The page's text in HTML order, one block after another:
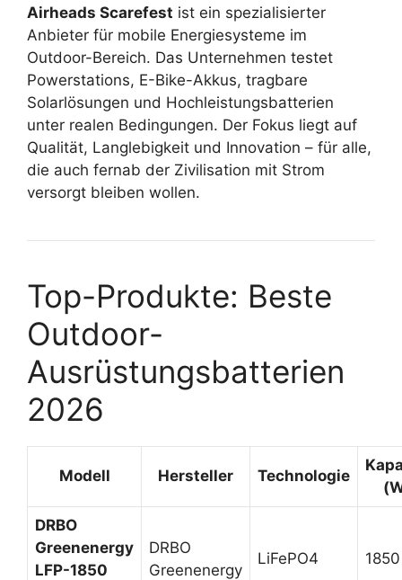
Airheads Scarefest ist ein spezialisierter
Anbieter für mobile Energiesysteme im
Outdoor-Bereich. Das Unternehmen testet
Powerstations, E-Bike-Akkus, tragbare
Solarlösungen und Hochleistungsbatterien
unter realen Bedingungen. Der Fokus liegt auf
Qualität, Langlebigkeit und Innovation – für alle,
die auch fernab der Zivilisation mit Strom
versorgt bleiben wollen.
Top-Produkte: Beste
Outdoor-
Ausrüstungsbatterien
2026
Modell Hersteller Technologie
DRBO
Greenenergy
LFP-1850
DRBO
Greenenergy
LiFePO4 1850